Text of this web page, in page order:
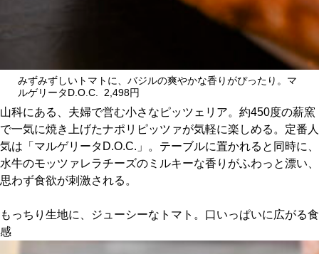
SERIES
カレーが好き
京都おやつクラブ
今月の京みやげ
みずみずしいトマトに、バジルの爽やかな香りがぴったり。マ
ルゲリータD.O.C. 2,498円
山科にある、夫婦で営む小さなピッツェリア。約450度の薪窯
で一気に焼き上げたナポリピッツァが気軽に楽しめる。定番人
気は「マルゲリータD.O.C.」。テーブルに置かれると同時に、
水牛のモッツァレラチーズのミルキーな香りがふわっと漂い、
思わず食欲が刺激される。
もっちり生地に、ジューシーなトマト。口いっぱいに広がる食
感